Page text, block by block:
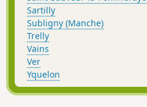
Sartilly
Subligny (Manche)
Trelly
Vains
Ver
Yquelon